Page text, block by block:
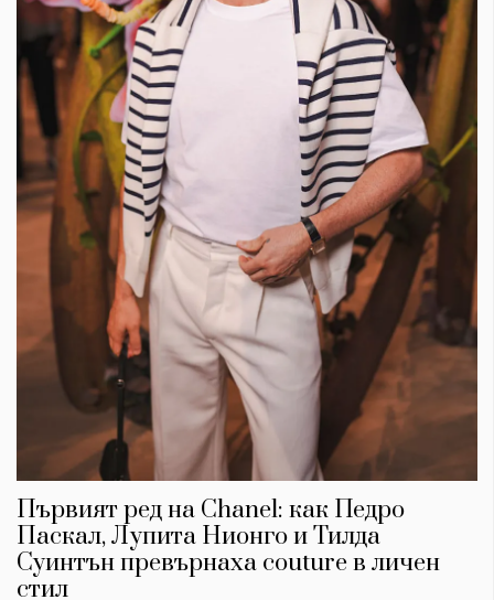
Първият ред на Chanel: как Педро
Паскал, Лупита Нионго и Тилда
Суинтън превърнаха couture в личен
стил